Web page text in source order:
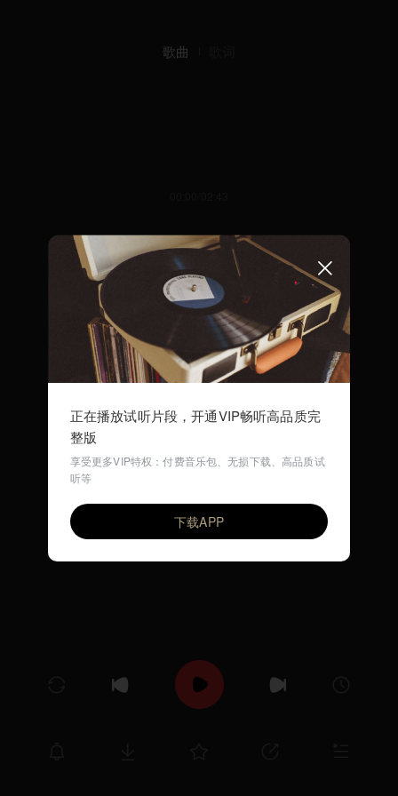
歌曲
VIP 尤静波
正在播放试听片段，开通VIP畅听高品质完
整版
享受更多VIP特权：付费音乐包、无损下载、高品质试
听等
下载APP
